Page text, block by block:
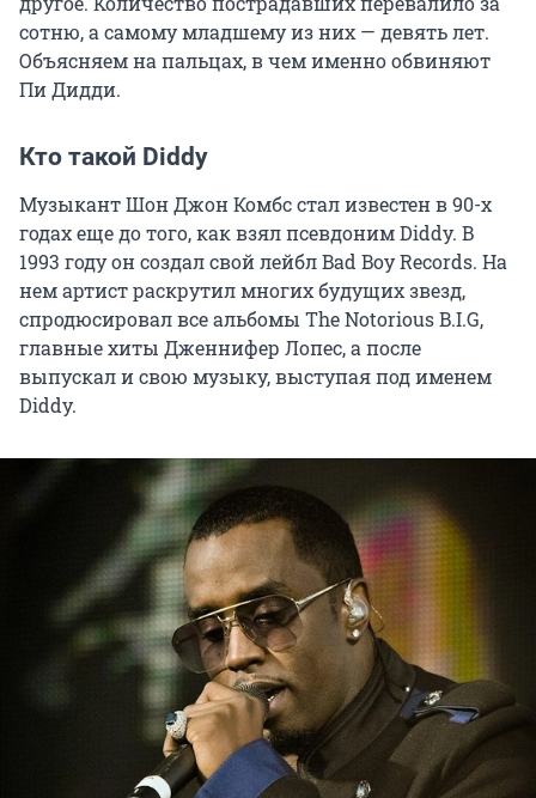
сотню, а самому младшему из них — девять лет.
Объясняем на пальцах, в чем именно обвиняют
Пи Дидди.
Кто такой Diddy
Музыкант Шон Джон Комбс стал известен в 90-х
годах еще до того, как взял псевдоним Diddy. В
1993 году он создал свой лейбл Bad Boy Records. На
нем артист раскрутил многих будущих звезд,
спродюсировал все альбомы The Notorious B.I.G,
главные хиты Дженнифер Лопес, а после
выпускал и свою музыку, выступая под именем
Diddy.